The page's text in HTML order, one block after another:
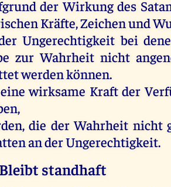
der Wirkung des
Kräfte,Zeichenund
Ungerechtigkeit bei
zur Wahrheit nicht
werdenkönnen.
eine wirksame Kraft der
,
,die der Wahrheit nicht
anderUngerechtigkeit.
Bleibt standhaft